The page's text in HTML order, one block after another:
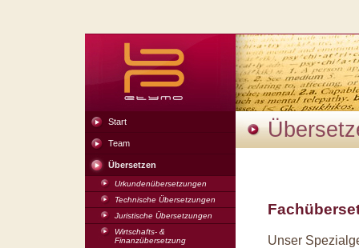
Start
Team
Übersetzen
Urkundenübersetzungen
Technische Übersetzungen
Juristische Übersetzungen
Wirtschafts- &
Finanzübersetzung
Unser